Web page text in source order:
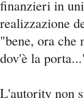
finanzieri in
realizzazione
"bene, ora che
dov'è la
L'autority non